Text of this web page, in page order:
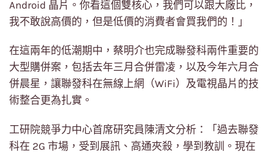
Android 晶片。你看這個雙核心，我們可以跟大廠比，
我不敢說高價的，但是低價的消費者會買我們的！」
在這兩年的低潮期中，蔡明介也完成聯發科兩件重要的
大型購併案，包括去年三月合併雷凌，以及今年六月合
併晨星，讓聯發科在無線上網（WiFi）及電視晶片的技
術整合更為扎實。
工研院競爭力中心首席研究員陳清文分析：「過去聯發
科在 2G 市場，受到展訊、高通夾殺，學到教訓。現在